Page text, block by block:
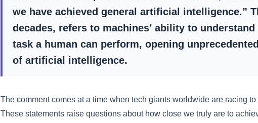
we have achieved general artificial intelligence.”
decades, refers to machines’ ability to
task a human can perform, opening
of artificial intelligence.
The comment comes at a time when tech giants worldwide are racing
These statements raise questions about how close we truly are to